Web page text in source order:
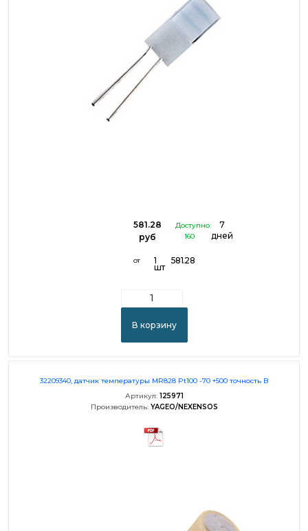
581.28
руб
Доступно:
160
7
дней
от 1
шт
581.28
В корзину
32209340, датчик температуры MR828 Pt100 -70 +500 точность B
Артикул: 125971
Производитель: YAGEO/NEXENSOS